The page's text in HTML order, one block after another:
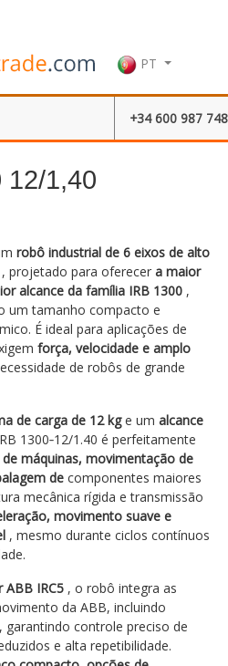
PT
+34 600 987 748
12/1,40
robô industrial de 6 eixos de alto
, projetado para oferecer a maior
alcance da família IRB 1300 ,
um tamanho compacto e
É ideal para aplicações de
força, velocidade e amplo
de robôs de grande
de carga de 12 kge um alcance
1300‑12/1.40 é perfeitamente
máquinas, movimentação de
de componentes maiores
mecânica rígida e transmissão
movimento suave e
, mesmo durante ciclos contínuos
IRC5 , o robô integra as
da ABB, incluindo
, garantindo controle preciso de
e alta repetibilidade.